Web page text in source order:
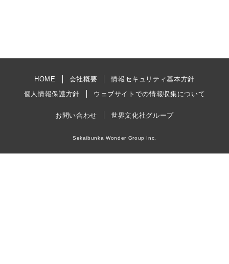
HOME 会社概要
情報セキュリティ基本方針
個人情報保護方針
ウェブサイトでの情報収集について
お問い合わせ 世界文化社グループ
Sekaibunka Wonder Group Inc.